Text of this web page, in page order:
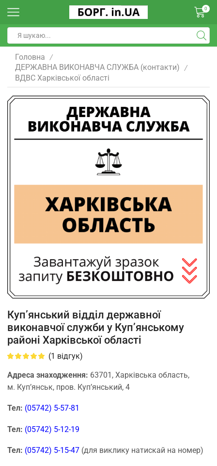
0
Головна /
ДЕРЖАВНА ВИКОНАВЧА СЛУЖБА (контакти) /
ВДВС Харківської області
Куп’янський відділ державної
виконавчої служби у Куп’янському
районі Харківської області
(1 відгук)
Адреса знаходження: 63701, Харківська область,
м. Куп’янськ, пров. Куп’янський, 4
Тел: (05742) 5-57-81
Тел: (05742) 5-12-19
Тел: (05742) 5-15-47 (для виклику натискай на номер)